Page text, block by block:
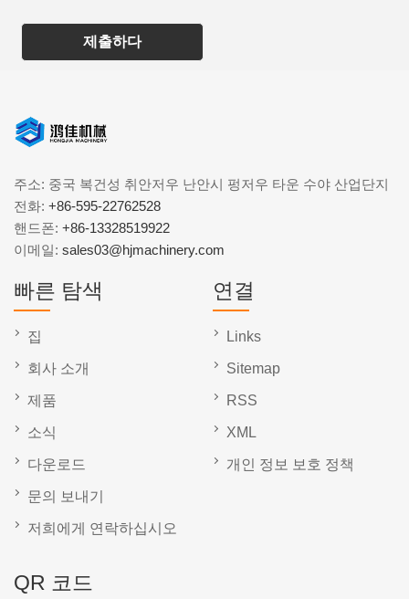
제출하다
주소: 중국 복건성 취안저우 난안시 펑저우 타운 수야 산업단지
전화: +86-595-22762528
핸드폰: +86-13328519922
이메일: sales03@hjmachinery.com
빠른 탐색
집
회사 소개
제품
소식
다운로드
문의 보내기
저희에게 연락하십시오
연결
Links
Sitemap
RSS
XML
개인 정보 보호 정책
QR 코드